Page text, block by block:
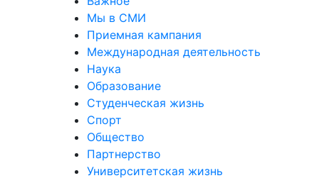
Мы в СМИ
Приемная кампания
Международная деятельность
Наука
Образование
Студенческая жизнь
Спорт
Общество
Партнерство
Университетская жизнь